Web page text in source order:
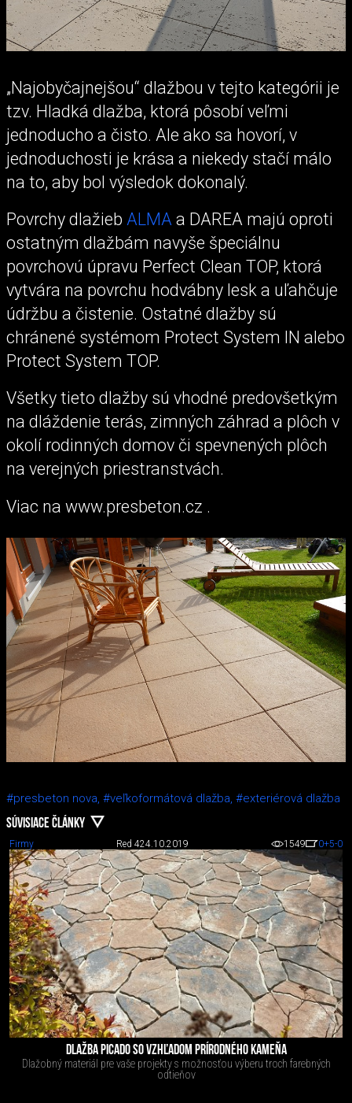
„Najobyčajnejšou“ dlažbou v tejto kategórii je
tzv. Hladká dlažba, ktorá pôsobí veľmi
jednoducho a čisto. Ale ako sa hovorí, v
jednoduchosti je krása a niekedy stačí málo
na to, aby bol výsledok dokonalý.
Povrchy dlažieb ALMA a DAREA majú oproti
ostatným dlažbám navyše špeciálnu
povrchovú úpravu Perfect Clean TOP, ktorá
vytvára na povrchu hodvábny lesk a uľahčuje
údržbu a čistenie. Ostatné dlažby sú
chránené systémom Protect System IN alebo
Protect System TOP.
Všetky tieto dlažby sú vhodné predovšetkým
na dláždenie terás, zimných záhrad a plôch v
okolí rodinných domov či spevnených plôch
na verejných priestranstvách.
Viac na www.presbeton.cz .
#presbeton nova, #veľkoformátová dlažba, #exteriérová dlažba
SÚVISIACE ČLÁNKY
Firmy Red 424.10.2019 1549 0+5-0
DLAŽBA PICADO SO VZHĽADOM PRÍRODNÉHO KAMEŇA
Dlažobný materiál pre vaše projekty s možnosťou výberu troch farebných
odtieňov